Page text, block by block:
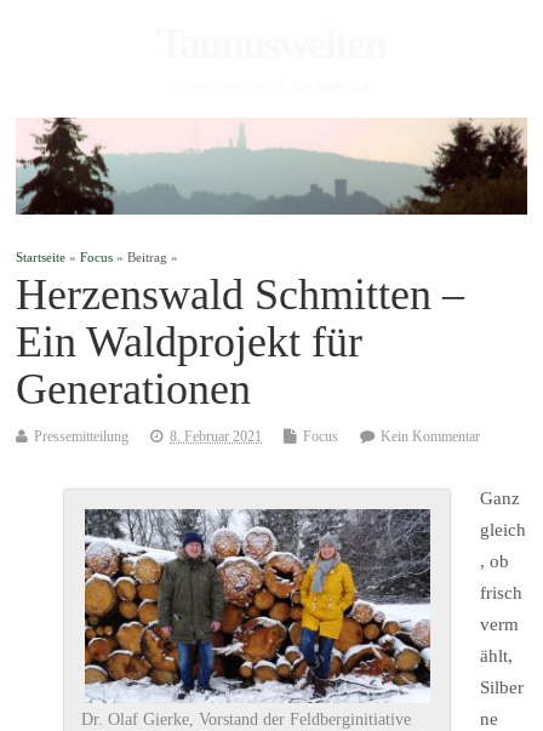
Startseite »Focus » Beitrag »
Herzenswald Schmitten –
Ein Waldprojekt für
Generationen
Pressemitteilung 8. Februar 2021 Focus Kein Kommentar
Dr. Olaf Gierke, Vorstand der Feldberginitiative
Ganz
gleich
, ob
frisch
verm
ählt,
Silber
ne